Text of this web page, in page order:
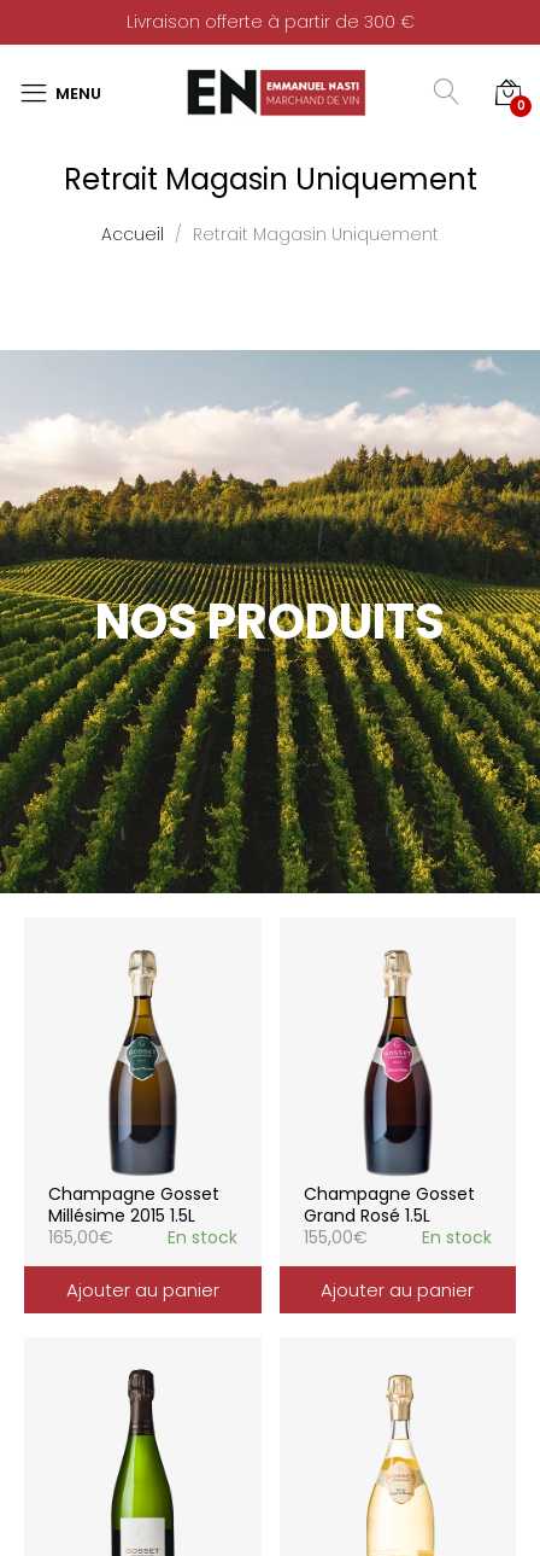
Livraison offerte à partir de 300 €
0
Retrait Magasin Uniquement
Accueil Retrait Magasin Uniquement
NOS PRODUITS
Champagne Gosset
Millésime 2015 1.5L
165,00€ En stock
Ajouter au panier
Champagne Gosset
Grand Rosé 1.5L
155,00€ En stock
Ajouter au panier